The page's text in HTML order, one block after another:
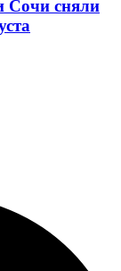
Сочи сняли